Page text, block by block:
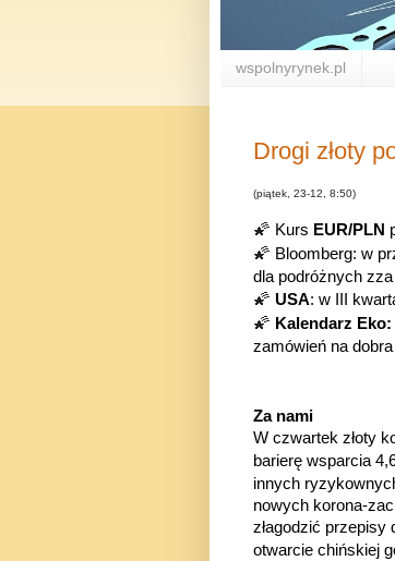
wspolnyrynek.pl
Drogi złoty
(piątek, 23-12, 8:50)
🌠 Kurs EUR/PLN
🌠 Bloomberg: w
dla podróżnych
🌠 USA: w III
🌠 Kalendarz Eko:
zamówień na
Za nami
W czwartek złoty
barierę wsparcia
innych
nowych korona-
złagodzić
otwarcie chińskiej